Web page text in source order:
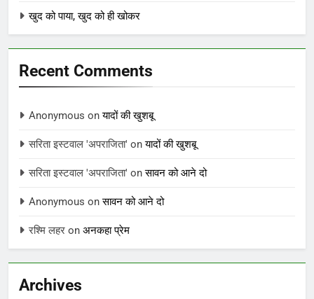
खुद को पाया, खुद को ही खोकर
Recent Comments
Anonymous onयादों की खुशबू
सरिता इस्टवाल 'अपराजिता' onयादों की खुशबू
सरिता इस्टवाल 'अपराजिता' onसावन को आने दो
Anonymous onसावन को आने दो
रश्मि लहर on अनकहा प्रेम
Archives